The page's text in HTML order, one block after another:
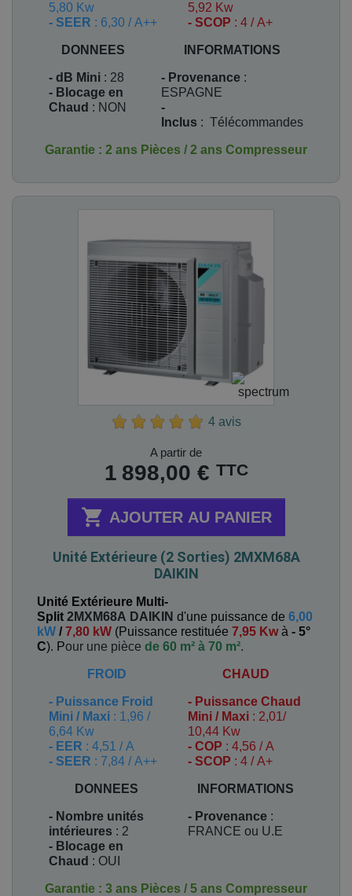
5,80 Kw
- SEER : 6,30 / A++
5,92 Kw
- SCOP : 4 / A+
DONNEES
- dB Mini : 28
- Blocage en
Chaud : NON
INFORMATIONS
- Provenance :
ESPAGNE
-
Inclus : Télécommandes
Garantie : 2 ans Pièces / 2 ans Compresseur
4 avis
A partir de
1 898,00 € TTC
 AJOUTER AU PANIER
Unité Extérieure (2 Sorties) 2MXM68A
DAIKIN
Unité Extérieure Multi-
Split 2MXM68A DAIKIN d'une puissance de 6,00
kW /7,80 kW (Puissance restituée 7,95 Kwà - 5°
C). Pour une pièce de 60 m² à 70 m².
FROID
- Puissance Froid
Mini / Maxi : 1,96 /
6,64 Kw
- EER : 4,51 / A
- SEER : 7,84 / A++
CHAUD
- Puissance Chaud
Mini / Maxi : 2,01/
10,44 Kw
- COP : 4,56 / A
- SCOP : 4 / A+
DONNEES
- Nombre unités
intérieures : 2
- Blocage en
Chaud : OUI
INFORMATIONS
- Provenance :
FRANCE ou U.E
Garantie : 3 ans Pièces / 5 ans Compresseur